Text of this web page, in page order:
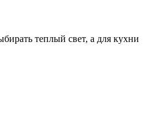
теплый свет, а для кухни